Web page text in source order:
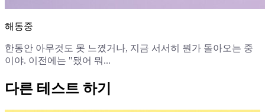
해동중
한동안 아무것도 못 느꼈거나, 지금 서서히 뭔가 돌아오는 중
이야. 이전에는 "됐어 뭐...
다른 테스트 하기